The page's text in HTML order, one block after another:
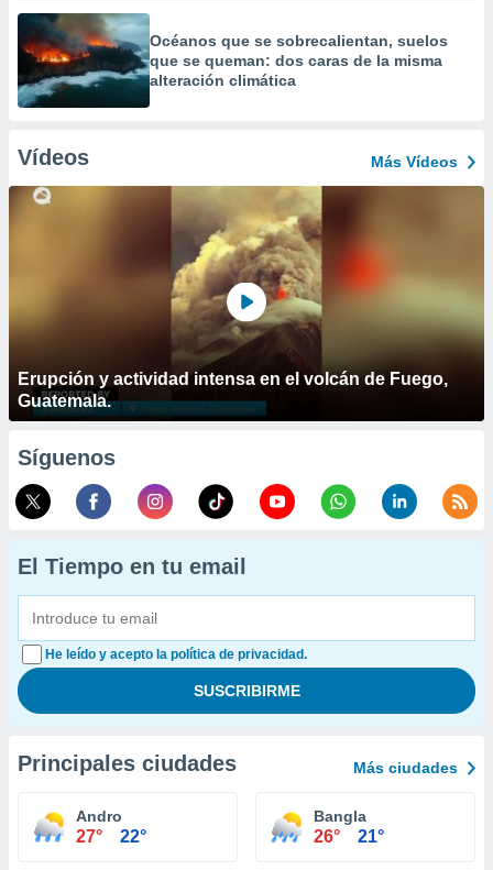
Océanos que se sobrecalientan, suelos
que se queman: dos caras de la misma
alteración climática
Vídeos Más Vídeos
Erupción y actividad intensa en el volcán de Fuego,
Guatemala.
Síguenos
El Tiempo en tu email
He leído y acepto la política de privacidad.
Principales ciudades Más ciudades
Andro
27° 22°
Bangla
26° 21°